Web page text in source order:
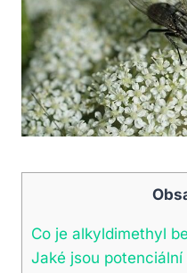
Co je alkyldimethyl
Jaké jsou